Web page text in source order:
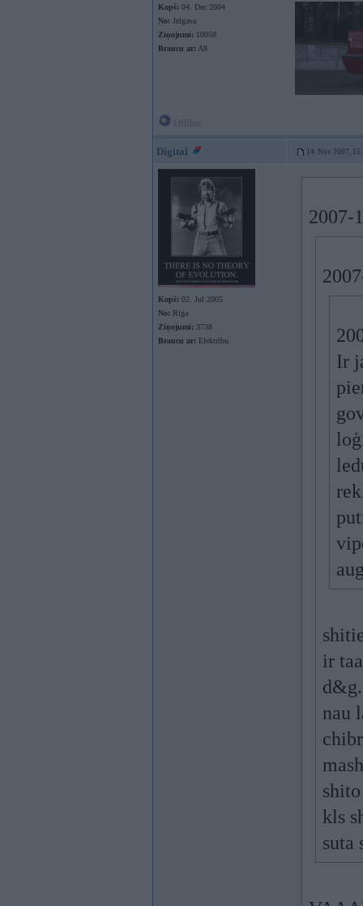
Kopš: 04. Dec 2004
No: Jelgava
Ziņojumi: 10050
Braucu ar: A8
Digital 14. Nov 2007,
Kopš: 02. Jul 2005
No: Rīga
Ziņojumi: 3738
Braucu ar: Elektrību
2007-
Ir
ir
nau
kls
suta